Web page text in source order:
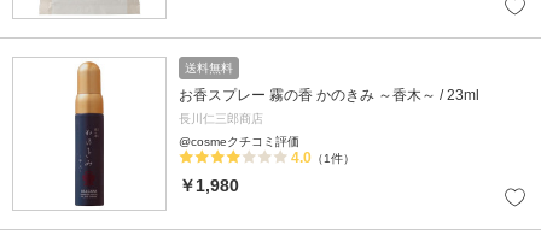
送料無料
お香スプレー 霧の香 かのきみ ～香木～ / 23ml
長川仁三郎商店
@cosmeクチコミ評価
4.0 （1件）
￥1,980